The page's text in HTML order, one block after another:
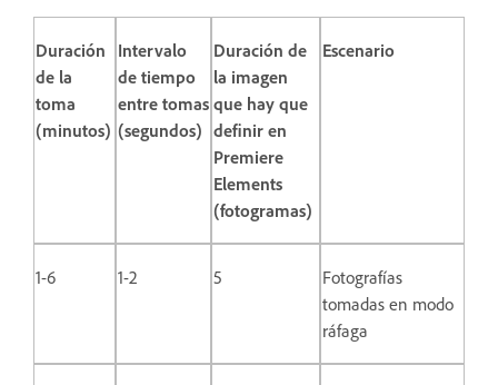
Duración
de la
toma
(minutos)
Intervalo
de tiempo
entre tomas
(segundos)
Duración de
la imagen
que hay que
definir en
Premiere
Elements
(fotogramas)
Escenario
1-6 1-2 5
Fotografías
tomadas en modo
ráfaga